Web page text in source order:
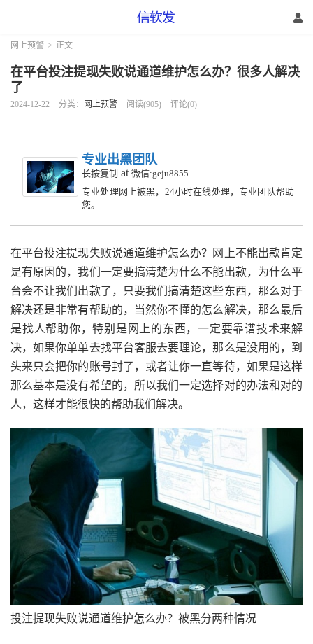
网上预警 > 正文
在平台投注提现失败说通道维护怎么办？很多人解决
了
2024-12-22 分类： 网上预警 阅读(905) 评论(0)
专业出黑团队
长按复制 at 微信:geju8855
专业处理网上被黑，24小时在线处理，专业团队帮助
您。
在平台投注提现失败说通道维护怎么办？网上不能出款肯定
是有原因的，我们一定要搞清楚为什么不能出款，为什么平
台会不让我们出款了，只要我们搞清楚这些东西，那么对于
解决还是非常有帮助的，当然你不懂的怎么解决，那么最后
是找人帮助你，特别是网上的东西，一定要靠谱技术来解
决，如果你单单去找平台客服去要理论，那么是没用的，到
头来只会把你的账号封了，或者让你一直等待，如果是这样
那么基本是没有希望的，所以我们一定选择对的办法和对的
人，这样才能很快的帮助我们解决。
投注提现失败说通道维护怎么办？被黑分两种情况